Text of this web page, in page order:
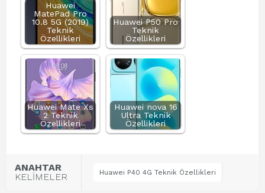
Huawei
MatePad Pro
10.8 5G (2019)
Teknik
Özellikleri
Huawei P50 Pro
Teknik
Özellikleri
Huawei Mate Xs
2 Teknik
Özellikleri
Huawei nova 16
Ultra Teknik
Özellikleri
ANAHTAR
KELİMELER
Huawei P40 4G Teknik Özellikleri